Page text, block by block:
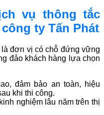
vụ thông tắc
công ty Tấn Phát
đơn vị có chỗ đứng vững
đảo khách hàng lựa chọn
đảm bảo an toàn, hiệu
khi thi công.
nghiệm lâu năm trên thị